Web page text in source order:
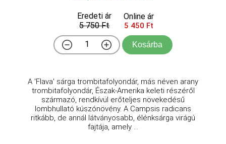
Eredeti ár
5 750 Ft
Online ár
5 450 Ft
Kosárba
A 'Flava' sárga trombitafolyondár, más néven arany
trombitafolyondár, Észak-Amerika keleti részéről
származó, rendkívül erőteljes növekedésű
lombhullató kúszónövény. A Campsis radicans
ritkább, de annál látványosabb, élénksárga virágú
fajtája, amely ...